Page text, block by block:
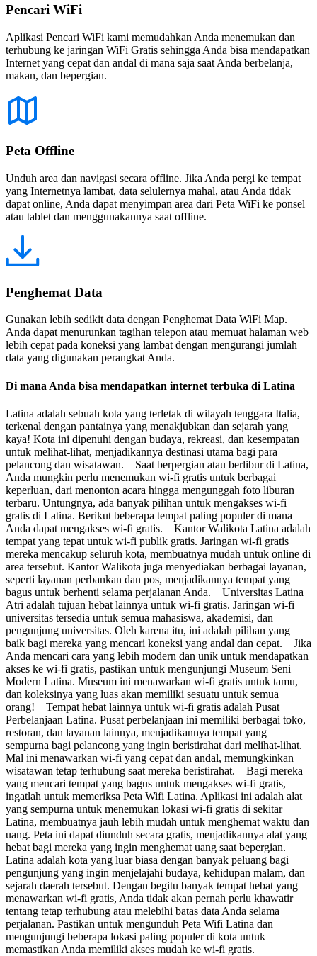
Pencari WiFi
Aplikasi Pencari WiFi kami memudahkan Anda menemukan dan
terhubung ke jaringan WiFi Gratis sehingga Anda bisa mendapatkan
Internet yang cepat dan andal di mana saja saat Anda berbelanja,
makan, dan bepergian.
Peta Offline
Unduh area dan navigasi secara offline. Jika Anda pergi ke tempat
yang Internetnya lambat, data selulernya mahal, atau Anda tidak
dapat online, Anda dapat menyimpan area dari Peta WiFi ke ponsel
atau tablet dan menggunakannya saat offline.
Penghemat Data
Gunakan lebih sedikit data dengan Penghemat Data WiFi Map.
Anda dapat menurunkan tagihan telepon atau memuat halaman web
lebih cepat pada koneksi yang lambat dengan mengurangi jumlah
data yang digunakan perangkat Anda.
Di mana Anda bisa mendapatkan internet terbuka di Latina
Latina adalah sebuah kota yang terletak di wilayah tenggara Italia,
terkenal dengan pantainya yang menakjubkan dan sejarah yang
kaya! Kota ini dipenuhi dengan budaya, rekreasi, dan kesempatan
untuk melihat-lihat, menjadikannya destinasi utama bagi para
pelancong dan wisatawan. Saat berpergian atau berlibur di Latina,
Anda mungkin perlu menemukan wi-fi gratis untuk berbagai
keperluan, dari menonton acara hingga mengunggah foto liburan
terbaru. Untungnya, ada banyak pilihan untuk mengakses wi-fi
gratis di Latina. Berikut beberapa tempat paling populer di mana
Anda dapat mengakses wi-fi gratis. Kantor Walikota Latina adalah
tempat yang tepat untuk wi-fi publik gratis. Jaringan wi-fi gratis
mereka mencakup seluruh kota, membuatnya mudah untuk online di
area tersebut. Kantor Walikota juga menyediakan berbagai layanan,
seperti layanan perbankan dan pos, menjadikannya tempat yang
bagus untuk berhenti selama perjalanan Anda. Universitas Latina
Atri adalah tujuan hebat lainnya untuk wi-fi gratis. Jaringan wi-fi
universitas tersedia untuk semua mahasiswa, akademisi, dan
pengunjung universitas. Oleh karena itu, ini adalah pilihan yang
baik bagi mereka yang mencari koneksi yang andal dan cepat. Jika
Anda mencari cara yang lebih modern dan unik untuk mendapatkan
akses ke wi-fi gratis, pastikan untuk mengunjungi Museum Seni
Modern Latina. Museum ini menawarkan wi-fi gratis untuk tamu,
dan koleksinya yang luas akan memiliki sesuatu untuk semua
orang! Tempat hebat lainnya untuk wi-fi gratis adalah Pusat
Perbelanjaan Latina. Pusat perbelanjaan ini memiliki berbagai toko,
restoran, dan layanan lainnya, menjadikannya tempat yang
sempurna bagi pelancong yang ingin beristirahat dari melihat-lihat.
Mal ini menawarkan wi-fi yang cepat dan andal, memungkinkan
wisatawan tetap terhubung saat mereka beristirahat. Bagi mereka
yang mencari tempat yang bagus untuk mengakses wi-fi gratis,
ingatlah untuk memeriksa Peta Wifi Latina. Aplikasi ini adalah alat
yang sempurna untuk menemukan lokasi wi-fi gratis di sekitar
Latina, membuatnya jauh lebih mudah untuk menghemat waktu dan
uang. Peta ini dapat diunduh secara gratis, menjadikannya alat yang
hebat bagi mereka yang ingin menghemat uang saat bepergian.
Latina adalah kota yang luar biasa dengan banyak peluang bagi
pengunjung yang ingin menjelajahi budaya, kehidupan malam, dan
sejarah daerah tersebut. Dengan begitu banyak tempat hebat yang
menawarkan wi-fi gratis, Anda tidak akan pernah perlu khawatir
tentang tetap terhubung atau melebihi batas data Anda selama
perjalanan. Pastikan untuk mengunduh Peta Wifi Latina dan
mengunjungi beberapa lokasi paling populer di kota untuk
memastikan Anda memiliki akses mudah ke wi-fi gratis.